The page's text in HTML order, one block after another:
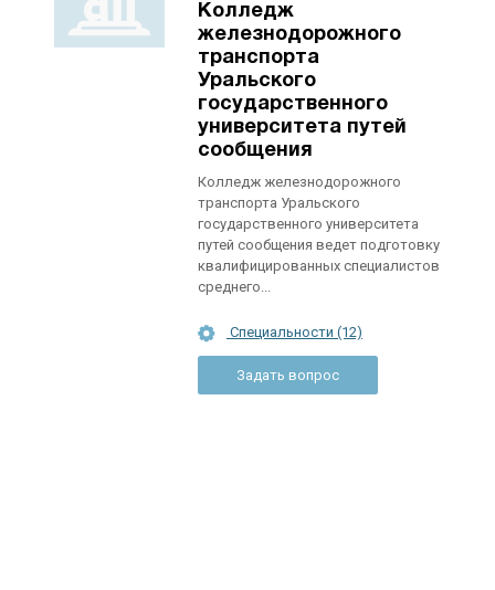
Колледж
железнодорожного
транспорта
Уральского
государственного
университета путей
сообщения
Колледж железнодорожного
транспорта Уральского
государственного университета
путей сообщения ведет подготовку
квалифицированных специалистов
среднего...
Специальности (12)
Задать вопрос